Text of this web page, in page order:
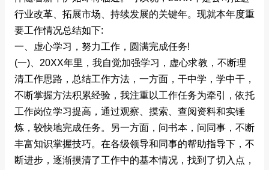
行业改革、拓展市场、持续发展的关键年。现就本年度重
要工作情况总结如下:
一、虚心学习，努力工作，圆满完成任务!
(一)、20XX年里，我自觉加强学习，虚心求教，不断理
清工作思路，总结工作方法，一方面，干中学，学中干，
不断掌握方法积累经验，我注重以工作任务为牵引，依托
工作岗位学习提高，通过观察、摸索、查阅资料和实锤
炼，较快地完成任务。另一方面，问书本，问同事，不断
丰富知识掌握技巧。在各级领导和同事的帮助指导下，不
断进步，逐渐摸清了工作中的基本情况，找到了切入点，